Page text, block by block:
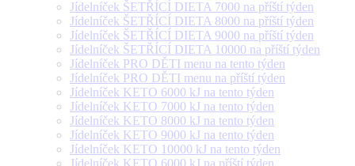
Jídelníček ŠETŘÍCÍ DIETA 7000 na příští týden
Jídelníček ŠETŘÍCÍ DIETA 8000 na příští týden
Jídelníček ŠETŘÍCÍ DIETA 9000 na příští týden
Jídelníček ŠETŘÍCÍ DIETA 10000 na příští týden
Jídelníček PRO DĚTI menu na tento týden
Jídelníček PRO DĚTI menu na příští týden
Jídelníček KETO 6000 kJ na tento týden
Jídelníček KETO 7000 kJ na tento týden
Jídelníček KETO 8000 kJ na tento týden
Jídelníček KETO 9000 kJ na tento týden
Jídelníček KETO 10000 kJ na tento týden
Jídelníček KETO 6000 kJ na příští týden